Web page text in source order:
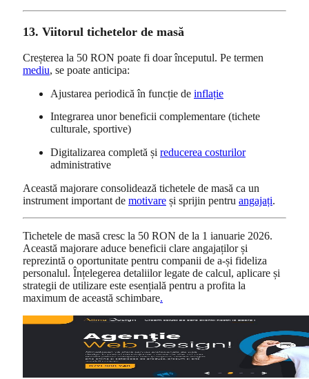
13. Viitorul tichetelor de masă
Creșterea la 50 RON poate fi doar începutul. Pe termen
mediu, se poate anticipa:
Ajustarea periodică în funcție de inflație
Integrarea unor beneficii complementare (tichete
culturale, sportive)
Digitalizarea completă și reducerea costurilor
administrative
Această majorare consolidează tichetele de masă ca un
instrument important de motivare și sprijin pentru angajați.
Tichetele de masă cresc la 50 RON de la 1 ianuarie 2026.
Această majorare aduce beneficii clare angajaților și
reprezintă o oportunitate pentru companii de a-și fideliza
personalul. Înțelegerea detaliilor legate de calcul, aplicare și
strategii de utilizare este esențială pentru a profita la
maximum de această schimbare.